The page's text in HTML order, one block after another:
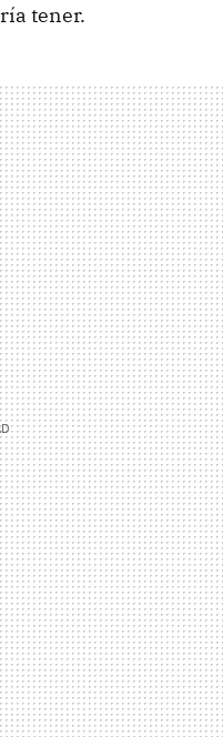
tener.